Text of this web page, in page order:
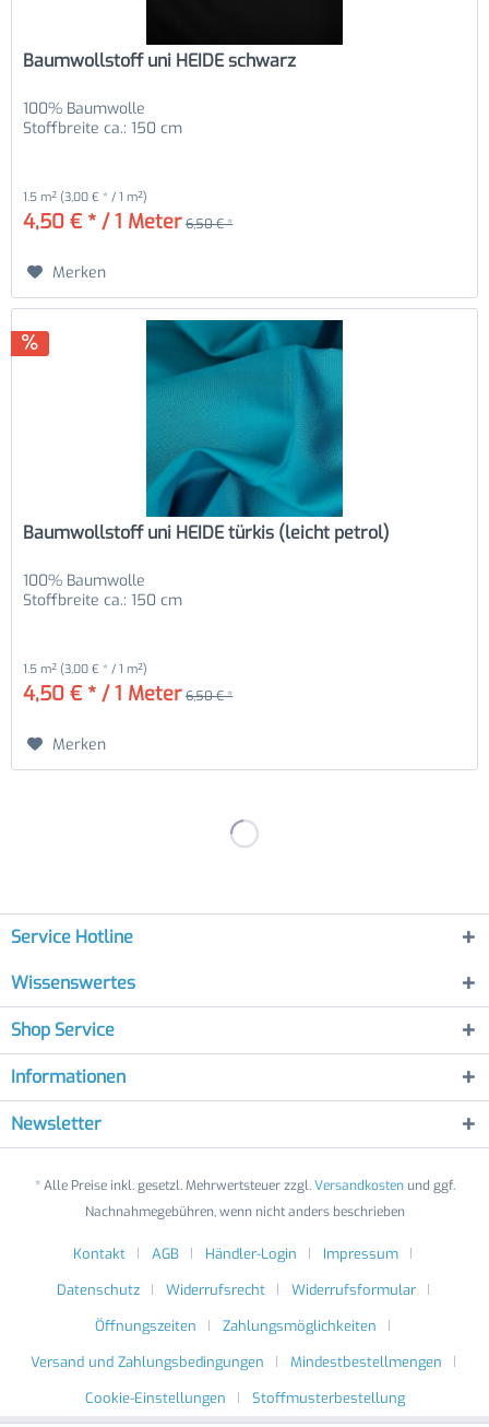
Baumwollstoff uni HEIDE schwarz
100% Baumwolle
Stoffbreite ca.: 150 cm
1.5 m² (3,00 € * / 1 m²)
4,50 € * / 1 Meter 6,50 € *
Merken
Baumwollstoff uni HEIDE türkis (leicht petrol)
100% Baumwolle
Stoffbreite ca.: 150 cm
1.5 m² (3,00 € * / 1 m²)
4,50 € * / 1 Meter 6,50 € *
Merken
Service Hotline
Wissenswertes
Shop Service
Informationen
Newsletter
* Alle Preise inkl. gesetzl. Mehrwertsteuer zzgl.Versandkostenund ggf.
Nachnahmegebühren, wenn nicht anders beschrieben
Kontakt AGB Händler-Login
Impressum
Datenschutz
Widerrufsrecht
Widerrufsformular
Öffnungszeiten
Zahlungsmöglichkeiten
Versand und Zahlungsbedingungen
Mindestbestellmengen
Cookie-Einstellungen
Stoffmusterbestellung